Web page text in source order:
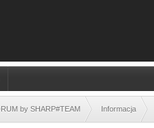
by SHARP#TEAM Informacja